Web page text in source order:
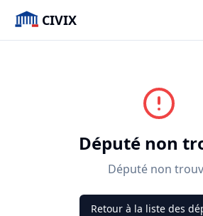
CIVIX
Député non
Député non
Retour à la liste des